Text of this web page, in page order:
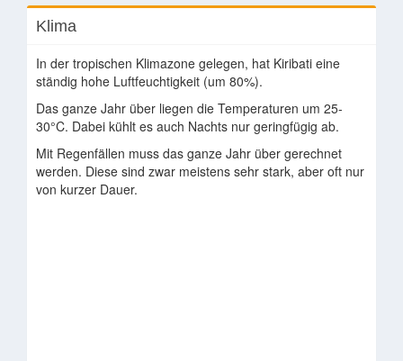
Klima
In der tropischen Klimazone gelegen, hat Kiribati eine
ständig hohe Luftfeuchtigkeit (um 80%).
Das ganze Jahr über liegen die Temperaturen um 25-
30°C. Dabei kühlt es auch Nachts nur geringfügig ab.
Mit Regenfällen muss das ganze Jahr über gerechnet
werden. Diese sind zwar meistens sehr stark, aber oft nur
von kurzer Dauer.